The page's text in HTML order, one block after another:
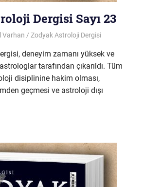
Dergisi Sayı 23
Varhan Zodyak Astroloji Dergisi
deneyim zamanı yüksek ve
tarafından çıkarıldı. Tüm
disiplinine hakim olması,
geçmesi ve astroloji dışı